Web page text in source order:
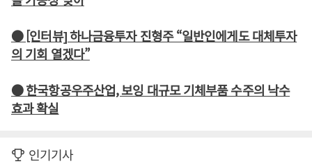
● [인터뷰] 하나금융투자 진형주 “일반인에게도 대체투자
의 기회 열겠다”
● 한국항공우주산업, 보잉 대규모 기체부품 수주의 낙수
효과 확실
인기기사